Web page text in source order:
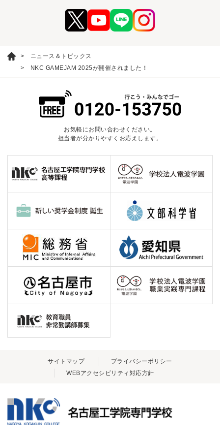
ニュース＆トピックス
NKC GAMEJAM 2025が開催されました！
お気軽にお問い合わせください。
担当者が分かりやすくお応えします。
サイトマップ
プライバシーポリシー
WEBアクセシビリティ対応方針